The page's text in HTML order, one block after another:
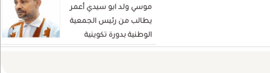
موسي ولد ابو سيدي أعمر
يطالب من رئيس الجمعية
الوطنية بدورة تكوينية
للنواب الجديد